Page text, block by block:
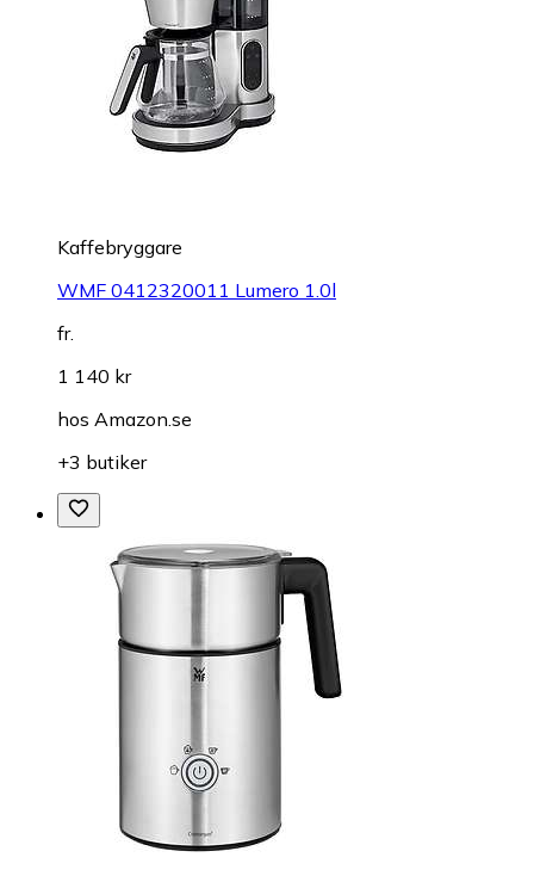
Kaffebryggare
WMF 0412320011 Lumero 1.0l
fr.
1 140 kr
hos Amazon.se
+3 butiker